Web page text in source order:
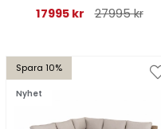
17995 kr
27995 kr
Spara 10%
Nyhet